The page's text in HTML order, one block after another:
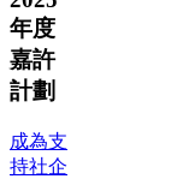
年度
嘉許
計劃
成為支
持社企